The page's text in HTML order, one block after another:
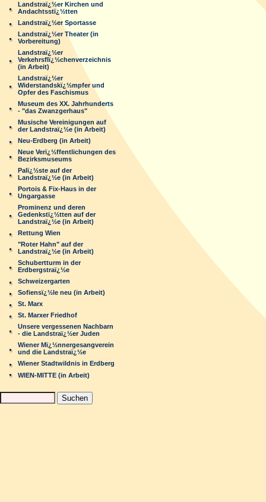
Landstraï¿½er Kirchen und
Andachtsstï¿½tten
Landstraï¿½er Sportasse
Landstraï¿½er Theater (in
Vorbereitung)
Landstraï¿½er
Verkehrsflï¿½chenverzeichnis
(in Arbeit)
Landstraï¿½er
Widerstandskï¿½mpfer und
Opfer des Faschismus
Museum des XX. Jahrhunderts
- "das Zwanzgerhaus"
Musische Vereinigungen auf
der Landstraï¿½e (in Arbeit)
Neu-Erdberg (in Arbeit)
Neue Verï¿½ffentlichungen des
Bezirksmuseums
Palï¿½ste auf der
Landstraï¿½e (in Arbeit)
Portois & Fix-Haus in der
Ungargasse
Prominenz und deren
Gedenkstï¿½tten auf der
Landstraï¿½e (in Arbeit)
Rettung Wien
"Roter Hahn" auf der
Landstraï¿½e (in Arbeit)
Schubertturm in der
Erdbergstraï¿½e
Schweizergarten
Sofiensï¿½le neu (in Arbeit)
St. Marx
St. Marxer Friedhof
Unsere vergessenen Nachbarn
- die Landstraï¿½er Juden
Wiener Mï¿½nnergesangverein
und die Landstraï¿½e
Wiener Stadtwildnis in Erdberg
WIEN-MITTE (in Arbeit)